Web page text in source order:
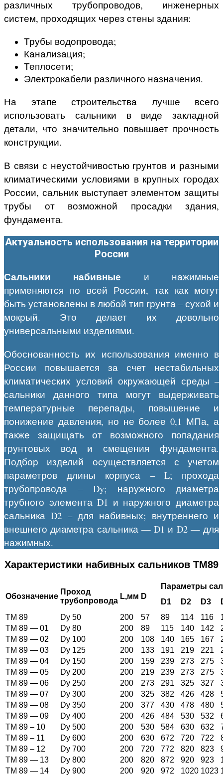
различных трубопроводов, инженерных
систем, проходящих через стены здания:
Трубы водопровода;
Канализация;
Теплосети;
Электрокабели различного назначения.
На этапе строительства лучше всего
использовать сальники в виде закладной
детали, что значительно повышает прочность
конструкции.
В связи с неустойчивостью грунтов и разными
климатическими условиями в крупных городах
России, сальник выступает элементом защиты
трубы от возможной просадки здания,
фундамента.
Актуальность использования на территории
России
Сальники набивные и нажимные
применяются по всей России, так как могут
быть установлены в любой тип грунта – сухой и
мокрый. Это делает их довольно
универсальными изделиями.
Обоснованность их использования именно в
России повышается за счет нестабильных
климатических условий окружающей среды –
сальники данного типа могут выдерживать
температурные перепады, повышение и
понижение давления, но не более 0,1 МПа, а
также защищать от возможного попадания
грунтовых вод и смещения фундамента.
Подбор изделий осуществляется с учетом
параметров длины корпуса – L; прохода
трубопровода – Dy; наружного диаметра
трубного элемента D1 и наружного диаметра
сальника D2 – для набивных; внутреннего и
внешнего диаметра сальника — D1 и D2 — для
нажимных.
Характеристики набивных сальников ТМ89
Обозначение
Проход
трубопровода
L,мм D
Параметры
D1
D2 D3
ТМ 89
Dy 50 200 57 89 114 116
ТМ 89 — 01
Dy 80 200 89 115 140 142
ТМ 89 — 02
Dy 100 200 108 140 165 167
ТМ 89 — 03
Dy 125 200 133 191 219 221
ТМ 89 — 04
Dy 150 200 159 239 273 275
ТМ 89 — 05
Dy 200 200 219 239 273 275
ТМ 89 — 06
Dy 250 200 273 291 325 327
ТМ 89 — 07
Dy 300 200 325 382 426 428
ТМ 89 — 08
Dy 350 200 377 430 478 480
ТМ 89 — 09
Dy 400 200 426 484 530 532
ТМ 89 – 10
Dy 500 200 530 584 630 632
ТМ 89 – 11
Dy 600 200 630 672 720 722
ТМ 89 – 12
Dy 700 200 720 772 820 823
ТМ 89 — 13
Dy 800 200 820 872 920 923
ТМ 89 — 14
Dy 900 200 920 972 1020 1023